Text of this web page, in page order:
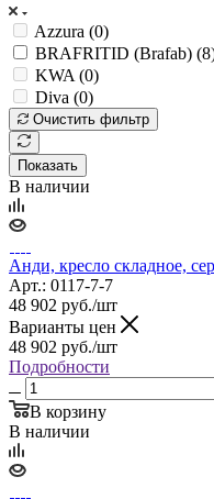
Azzura (0)
BRAFRITID (Brafab) (8
KWA (0)
Diva (0)
Очистить фильтр
Показать
В наличии
Анди, кресло складное,
Арт.: 0117-7-7
48 902 руб./шт
Варианты цен
48 902 руб./шт
Подробности
В корзину
В наличии